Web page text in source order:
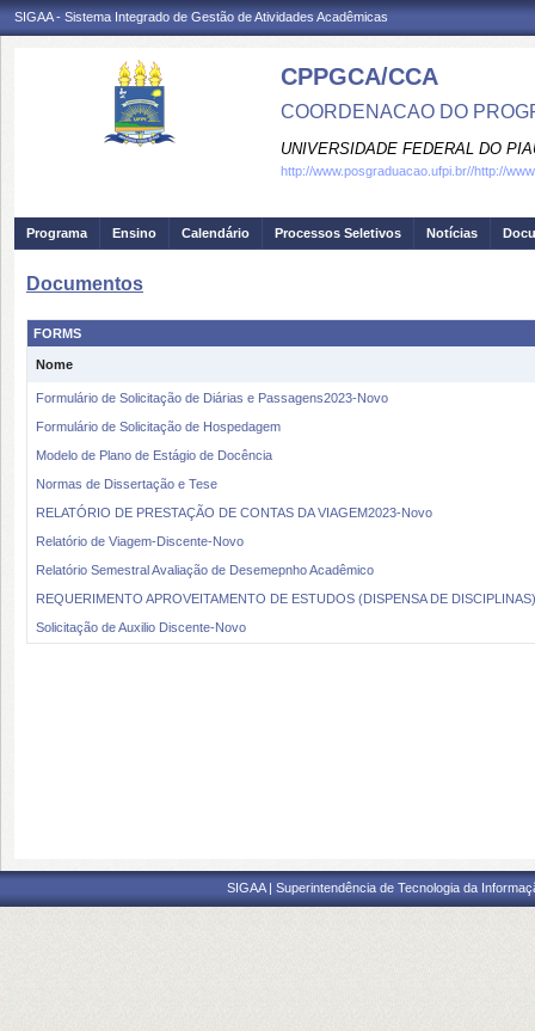
SIGAA - Sistema Integrado de Gestão de Atividades Acadêmicas
CPPGCA/CCA
COORDENACAO DO
UNIVERSIDADE FEDERAL DO
http://www.posgraduacao.ufpi.br//http://
Programa Ensino Calendário Processos Seletivos Notícias
Documentos
FORMS
Nome
Formulário de Solicitação de Diárias e Passagens2023-Novo
Formulário de Solicitação de Hospedagem
Modelo de Plano de Estágio de Docência
Normas de Dissertação e Tese
RELATÓRIO DE PRESTAÇÃO DE CONTAS DA VIAGEM2023-Novo
Relatório de Viagem-Discente-Novo
Relatório Semestral Avaliação de Desemepnho Acadêmico
REQUERIMENTO APROVEITAMENTO DE ESTUDOS (DISPENSA DE
Solicitação de Auxilio Discente-Novo
SIGAA | Superintendência de Tecnologia da